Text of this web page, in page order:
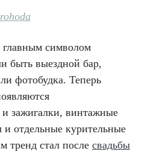
главным символом
быть выездной бар,
фотобудка. Теперь
зажигалки, винтажные
отдельные курительные
тренд стал после свадьбы